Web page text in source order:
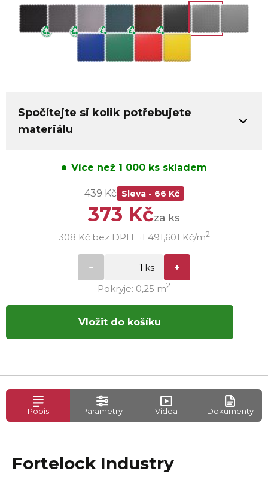
Spočítejte si kolik potřebujete
materiálu
Více než 1 000 ks skladem
439 Kč Sleva - 66 Kč
373 Kčza ks
308 Kč bez DPH 1 491,601 Kč/m2
Pokryje: 0,25 m2
Vložit do košíku
Popis Parametry Videa Dokumenty
Fortelock Industry